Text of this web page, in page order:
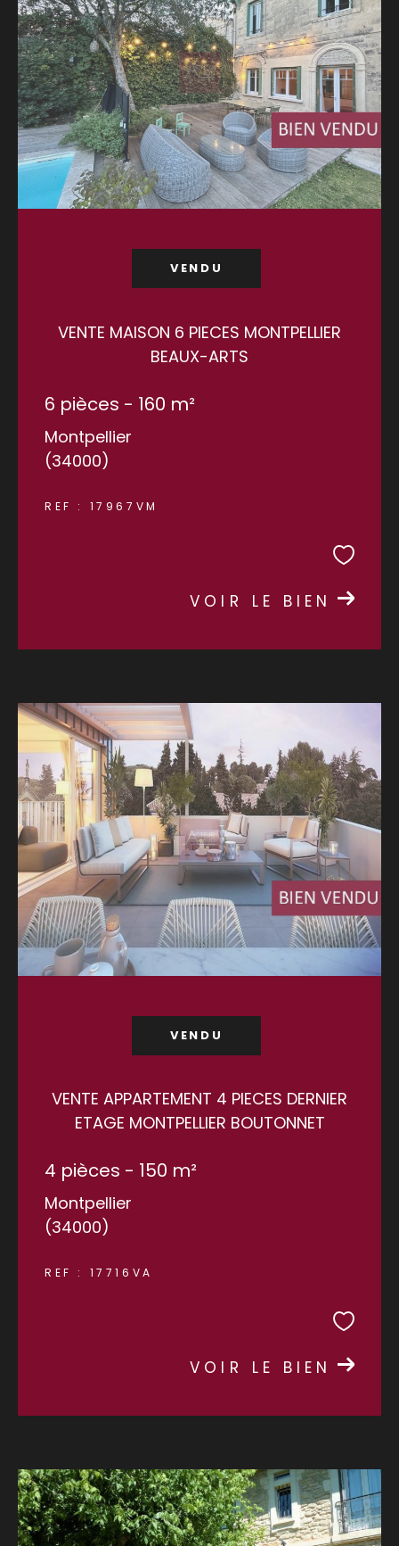
VENDU
VENTE MAISON 6 PIECES MONTPELLIER
BEAUX-ARTS
6 pièces - 160 m²
Montpellier
(34000)
REF : 17967VM
VOIR LE BIEN
VENDU
VENTE APPARTEMENT 4 PIECES DERNIER
ETAGE MONTPELLIER BOUTONNET
4 pièces - 150 m²
Montpellier
(34000)
REF : 17716VA
VOIR LE BIEN